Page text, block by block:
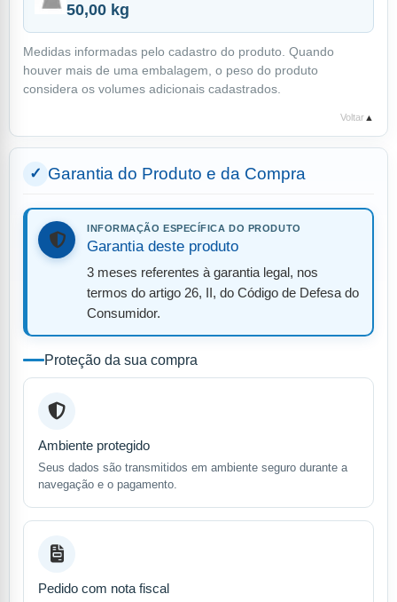
50,00 kg
Medidas informadas pelo cadastro do produto. Quando
houver mais de uma embalagem, o peso do produto
considera os volumes adicionais cadastrados.
Voltar ▲
Garantia do Produto e da Compra
INFORMAÇÃO ESPECÍFICA DO PRODUTO
Garantia deste produto
3 meses referentes à garantia legal, nos
termos do artigo 26, II, do Código de Defesa do
Consumidor.
Proteção da sua compra
Ambiente protegido
Seus dados são transmitidos em ambiente seguro durante a
navegação e o pagamento.
Pedido com nota fiscal